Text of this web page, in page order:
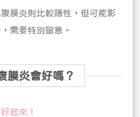
膜炎則比較隱性，但可能影
需要特別留意。
膜炎會好嗎？
起來！